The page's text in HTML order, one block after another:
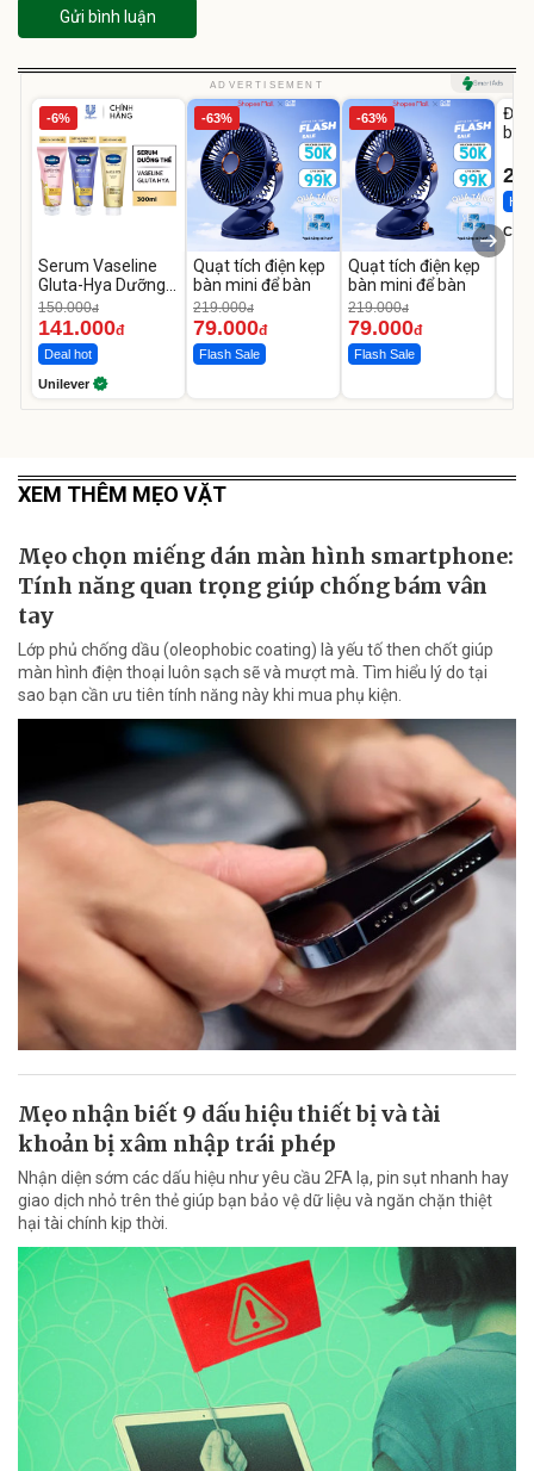
Gửi bình luận
ADVERTISEMENT
-6%
Serum Vaseline
Gluta-Hya Dưỡng
Da Sáng Mịn Sau 7
Ngày
150.000đ
141.000đ
Deal hot
Unilever
-63%
Quạt tích điện kẹp
bàn mini để bàn
219.000đ
79.000đ
Flash Sale
-63%
Quạt tích điện kẹp
bàn mini để bàn
219.000đ
79.000đ
Flash Sale
Đai
bé
Hot
XEM THÊM MẸO VẶT
Mẹo chọn miếng dán màn hình smartphone:
Tính năng quan trọng giúp chống bám vân
tay
Lớp phủ chống dầu (oleophobic coating) là yếu tố then chốt giúp
màn hình điện thoại luôn sạch sẽ và mượt mà. Tìm hiểu lý do tại
sao bạn cần ưu tiên tính năng này khi mua phụ kiện.
Mẹo nhận biết 9 dấu hiệu thiết bị và tài
khoản bị xâm nhập trái phép
Nhận diện sớm các dấu hiệu như yêu cầu 2FA lạ, pin sụt nhanh hay
giao dịch nhỏ trên thẻ giúp bạn bảo vệ dữ liệu và ngăn chặn thiệt
hại tài chính kịp thời.